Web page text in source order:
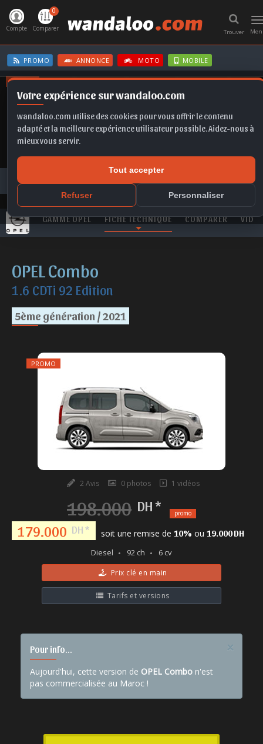
Votre expérience sur wandaloo.com
wandaloo.com utilise des cookies pour vous offrir le contenu
adapté et la meilleure expérience utilisateur possible. Aidez-nous à
mieux vous servir.
Tout accepter
Refuser Personnaliser
Trouver
Compte
0
Comparer
PROMO ANNONCE MOTO MOBILE
OFFRES
FRONTERA EV MOKKA T-ROC FORMENTOR
OPEL
Combo
OPEL Combo 1.6 CDTi 92 Edition neuve au Maroc
GAMME OPEL FICHE TECHNIQUE COMPARER VIDEO
OPEL Combo
1.6 CDTi 92 Edition
5ème génération / 2021
PROMO
2 Avis 0 photos 1 vidéos
198.000 DH * promo
179.000 DH * soit une remise de 10% ou 19.000 DH
Diesel 92 ch 6 cv
Prix clé en main
Tarifs et versions
×
Pour info...
Aujourd'hui, cette version de OPEL Combo n'est
pas commercialisée au Maroc !